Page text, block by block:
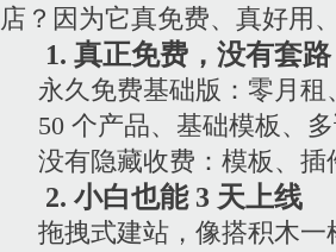
店？因为它真免费、真好用
1. 真正免费，没有套路
永久免费基础版：零月租
50 个产品、基础模板、
没有隐藏收费：模板、插
2. 小白也能 3 天上线
拖拽式建站，像搭积木一